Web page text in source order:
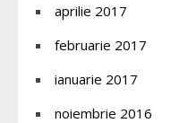
aprilie 2017
februarie 2017
ianuarie 2017
noiembrie 2016